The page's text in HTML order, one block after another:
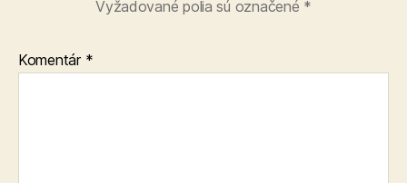
Vyžadované polia sú označené *
Komentár *